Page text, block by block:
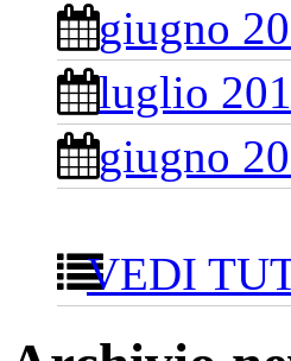
giugno
luglio
giugno
VEDI